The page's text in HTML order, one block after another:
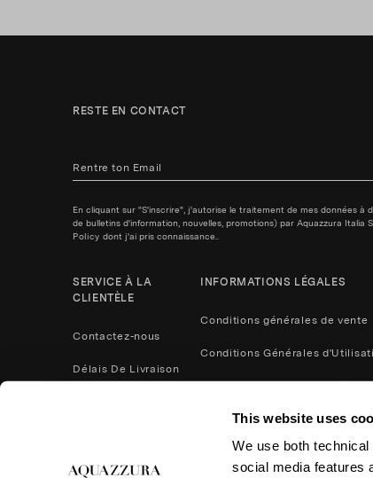
This website uses
We use both
social media features
RESTE EN CONTACT
En cliquant sur "S'inscrire", j'autorise le traitement de mes données à
de bulletins d'information, nouvelles, promotions) par Aquazzura Italia
Policy dont j'ai pris connaissance..
SERVICE À LA
CLIENTÈLE
Contactez-nous
Délais De Livraison
Entretien du Produit
INFORMATIONS LÉGALES
Conditions générales de vente
Conditions Générales
Cookies
Retours et remboursements